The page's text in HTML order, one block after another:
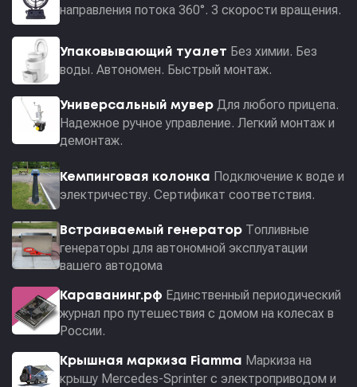
направления потока 360°. 3 скорости вращения.
Упаковывающий туалет Без химии. Без
воды. Автономен. Быстрый монтаж.
Универсальный мувер Для любого прицепа.
Надежное ручное управление. Легкий монтаж и
демонтаж.
Кемпинговая колонка Подключение к воде и
электричеству. Сертификат соответствия.
Встраиваемый генератор Топливные
генераторы для автономной эксплуатации
вашего автодома
Караванинг.рф Единственный периодический
журнал про путешествия с домом на колесах в
России.
Крышная маркиза Fiamma Маркиза на
крышу Mercedes-Sprinter с электроприводом и